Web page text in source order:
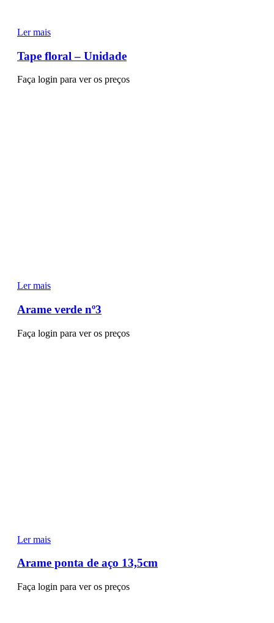
Ler mais
Tape floral – Unidade
Faça login para ver os preços
Ler mais
Arame verde nº3
Faça login para ver os preços
Ler mais
Arame ponta de aço 13,5cm
Faça login para ver os preços